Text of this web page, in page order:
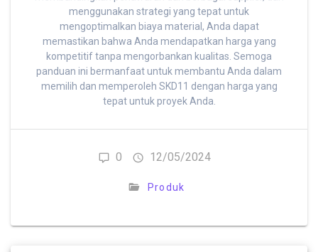
menggunakan strategi yang tepat untuk
mengoptimalkan biaya material, Anda dapat
memastikan bahwa Anda mendapatkan harga yang
kompetitif tanpa mengorbankan kualitas. Semoga
panduan ini bermanfaat untuk membantu Anda dalam
memilih dan memperoleh SKD11 dengan harga yang
tepat untuk proyek Anda.
0 12/05/2024
Produk